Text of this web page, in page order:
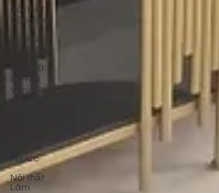
Nội thất
Đồng Nai
Nội thất
Long An
Nội thất
Bà Rịa
Vũng Tàu
Phước
Nội thất
Lâm